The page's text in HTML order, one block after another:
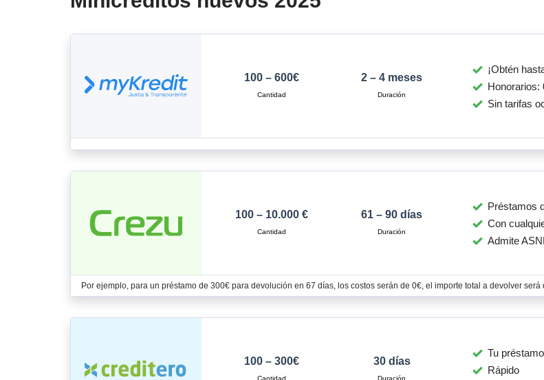
100 – 600€ 2 – 4 meses
¡Obtén
Honorarios:
Sin tarifas
100 – 10.000 € 61 – 90 días
Préstamos
Con
Admite
Por ejemplo, para un préstamo de 300€ para devolución en 67 días, los costos serán de 0€, el importe total a devolver será
100 – 300€ 30 días
Tu
Rápido